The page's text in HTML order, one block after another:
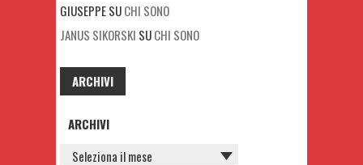
GIUSEPPESUCHI SONO
JANUS SIKORSKI SUCHI SONO
ARCHIVI
ARCHIVI